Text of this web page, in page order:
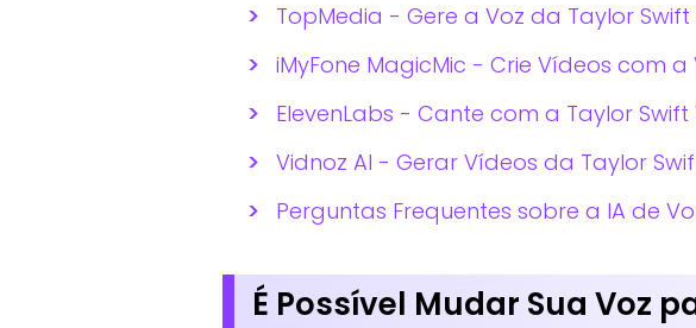
TopMedia - Gere a Voz da Taylor
iMyFone MagicMic - Crie Vídeos com
ElevenLabs - Cante com a Taylor
Vidnoz AI - Gerar Vídeos da Taylor
Perguntas Frequentes sobre a IA de
É Possível Mudar Sua Voz